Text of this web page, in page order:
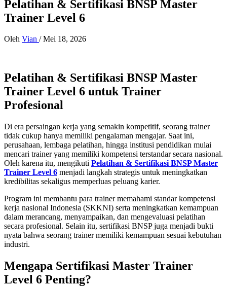
Pelatihan & Sertifikasi BNSP Master
Trainer Level 6
Oleh Vian /Mei 18, 2026
Pelatihan & Sertifikasi BNSP Master
Trainer Level 6 untuk Trainer
Profesional
Di era persaingan kerja yang semakin kompetitif, seorang trainer
tidak cukup hanya memiliki pengalaman mengajar. Saat ini,
perusahaan, lembaga pelatihan, hingga institusi pendidikan mulai
mencari trainer yang memiliki kompetensi terstandar secara nasional.
Oleh karena itu, mengikuti Pelatihan & Sertifikasi BNSP Master
Trainer Level 6 menjadi langkah strategis untuk meningkatkan
kredibilitas sekaligus memperluas peluang karier.
Program ini membantu para trainer memahami standar kompetensi
kerja nasional Indonesia (SKKNI) serta meningkatkan kemampuan
dalam merancang, menyampaikan, dan mengevaluasi pelatihan
secara profesional. Selain itu, sertifikasi BNSP juga menjadi bukti
nyata bahwa seorang trainer memiliki kemampuan sesuai kebutuhan
industri.
Mengapa Sertifikasi Master Trainer
Level 6 Penting?